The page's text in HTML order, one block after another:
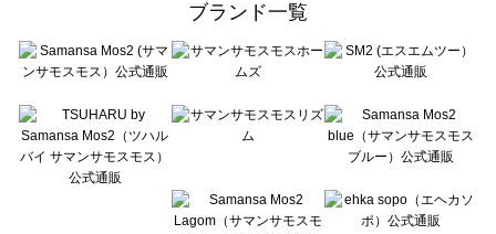
sō4ū（ソウフォーユー）のボトムス一覧
Te chichi（テチチ）のボトムス一覧
Te chichi CLASSIC（テチチ クラシック）のボトムス一覧
Lugnoncure（ルノンキュール）のボトムス一覧
BETTY'S BLUE（べティーズブルー）のボトムス一覧
Wpc.（ワールドパーティー）のボトムス一覧
ブランド一覧